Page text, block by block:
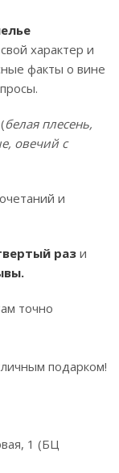
характер и
факты о вине
(белая плесень,
овечий с
и
раз и
точно
подарком!
1 (БЦ